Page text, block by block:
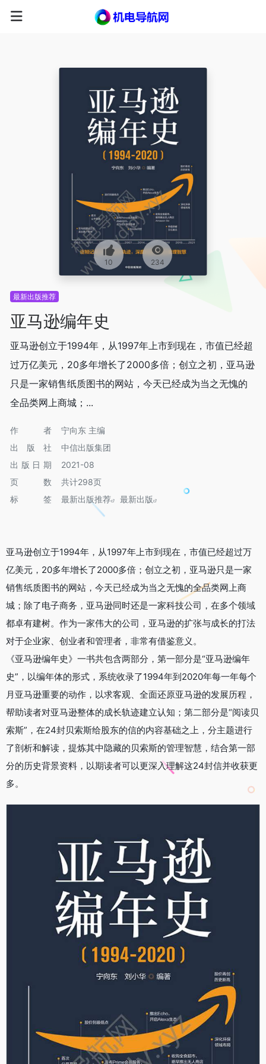
10 234
最新出版推荐
亚马逊编年史
亚马逊创立于1994年，从1997年上市到现在，市值已经超
过万亿美元，20多年增长了2000多倍；创立之初，亚马逊
只是一家销售纸质图书的网站，今天已经成为当之无愧的
全品类网上商城；...
作者
宁向东 主编
出版社
中信出版集团
出版日期
2021-08
页数
共计298页
标签
最新出版推荐 最新出版
亚马逊创立于1994年，从1997年上市到现在，市值已经超过万
亿美元，20多年增长了2000多倍；创立之初，亚马逊只是一家
销售纸质图书的网站，今天已经成为当之无愧的全品类网上商
城；除了电子商务，亚马逊同时还是一家科技公司，在多个领域
都卓有建树。作为一家伟大的公司，亚马逊的扩张与成长的打法
对于企业家、创业者和管理者，非常有借鉴意义。
《亚马逊编年史》一书共包含两部分，第一部分是“亚马逊编年
史”，以编年体的形式，系统收录了1994年到2020年每一年每个
月亚马逊重要的动作，以求客观、全面还原亚马逊的发展历程，
帮助读者对亚马逊整体的成长轨迹建立认知；第二部分是“阅读贝
索斯”，在24封贝索斯给股东的信的内容基础之上，分主题进行
了剖析和解读，提炼其中隐藏的贝索斯的管理智慧，结合第一部
分的历史背景资料，以期读者可以更深入理解这24封信并收获更
多。